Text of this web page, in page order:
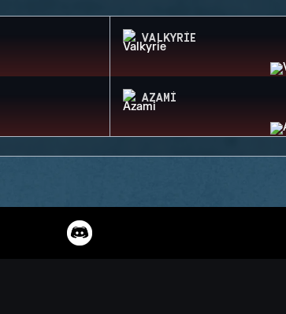
VALKYRIE
AZAMI